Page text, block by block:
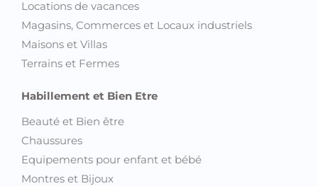
Locations de vacances
Magasins, Commerces et Locaux industriels
Maisons et Villas
Terrains et Fermes
Habillement et Bien Etre
Beauté et Bien être
Chaussures
Equipements pour enfant et bébé
Montres et Bijoux